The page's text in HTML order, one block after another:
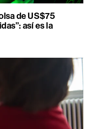
de US$75
así es la